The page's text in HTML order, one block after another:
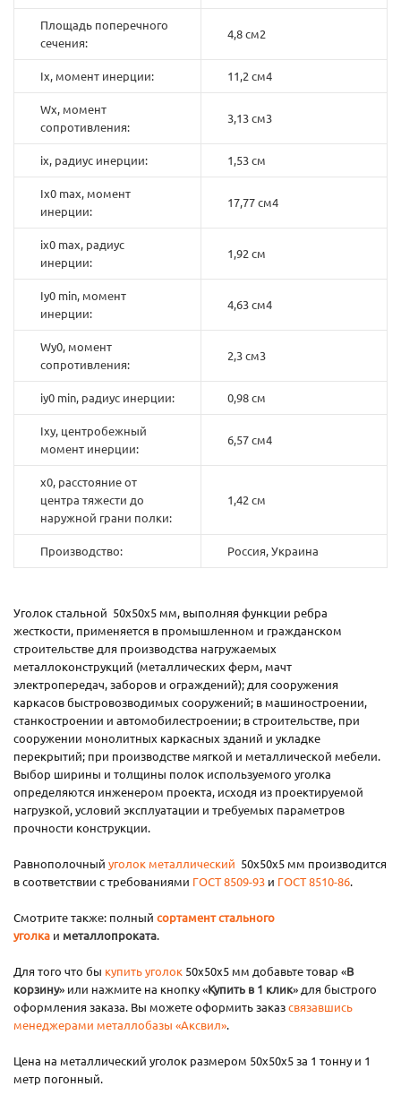
Площадь поперечного
сечения:
4,8 см2
Ix, момент инерции: 11,2 см4
Wx, момент
сопротивления:
3,13 см3
ix, радиус инерции: 1,53 см
Ix0 max, момент
инерции:
17,77 см4
ix0 max, радиус
инерции:
1,92 см
Iy0 min, момент
инерции:
4,63 см4
Wy0, момент
сопротивления:
2,3 см3
iy0 min, радиус инерции: 0,98 см
Ixy, центробежный
момент инерции:
6,57 см4
x0, расстояние от
центра тяжести до
наружной грани полки:
1,42 см
Производство: Россия, Украина
Уголок стальной 50х50х5 мм, выполняя функции ребра
жесткости, применяется в промышленном и гражданском
строительстве для производства нагружаемых
металлоконструкций (металлических ферм, мачт
электропередач, заборов и ограждений); для сооружения
каркасов быстровозводимых сооружений; в машиностроении,
станкостроении и автомобилестроении; в строительстве, при
сооружении монолитных каркасных зданий и укладке
перекрытий; при производстве мягкой и металлической мебели.
Выбор ширины и толщины полок используемого уголка
определяются инженером проекта, исходя из проектируемой
нагрузкой, условий эксплуатации и требуемых параметров
прочности конструкции.
Равнополочный уголок металлический 50х50х5 мм производится
в соответствии с требованиями ГОСТ 8509-93 и ГОСТ 8510-86.
Смотрите также: полный сортамент стального
уголка и металлопроката.
Для того что бы купить уголок 50х50х5 мм добавьте товар «В
корзину» или нажмите на кнопку «Купить в 1 клик» для быстрого
оформления заказа. Вы можете оформить заказсвязавшись
менеджерами металлобазы «Аксвил».
Цена на металлический уголок размером 50х50х5 за 1 тонну и 1
метр погонный.